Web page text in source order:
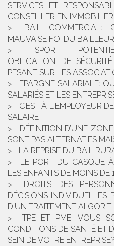
SERVICES ET
CONSEILLER EN
BAIL COMMERCIAL:
MAUVAISE FOI DU BAILLEUR
SPORT
OBLIGATION DE
PESANT SUR LES
EPARGNE SALARIALE:
SALARIÉS ET LES
C’EST À L'EMPLOYEUR
SALAIRE
DÉFINITION D’UNE
SONT PAS ALTERNATIFS
LA REPRISE DU BAIL
LE PORT DU CASQUE
LES ENFANTS DE MOINS DE
DROITS DES
DÉCISIONS INDIVIDUELLES
D'UN TRAITEMENT
TPE ET PME: VOUS
CONDITIONS DE SANTÉ ET
SEIN DE VOTRE ENTREPRISE?